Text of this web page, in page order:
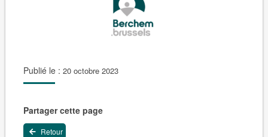
Publié le : 20 octobre 2023
Partager cette page
Retour